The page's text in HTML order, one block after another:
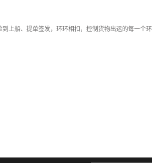
上船、提单签发，环环相扣，控制货物出运的每一个环